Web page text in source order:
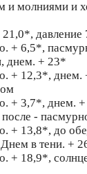
и молниями и
давление
+ 6,5*,
днем. + 23*
+ 12,3*,
+ 3,7*, днем.
после -
+ 13,8*, до
в тени. +
+ 18,9*,